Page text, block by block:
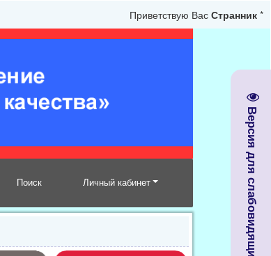
Версия для слабовидящих
Приветствую Вас Странник *
Поиск Личный кабинет